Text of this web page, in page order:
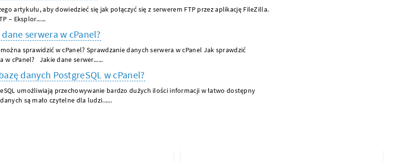
artykułu, aby dowiedzieć się jak połączyć się z serwerem FTP przez aplikację FileZilla.
– Eksplor......
serwera w cPanel?
sprawidzić w cPanel? Sprawdzanie danych serwera w cPanel Jak sprawdzić
w cPanel? Jakie dane serwer......
danych PostgreSQL w cPanel?
umożliwiają przechowywanie bardzo dużych ilości informacji w łatwo dostępny
są mało czytelne dla ludzi......